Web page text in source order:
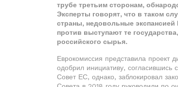
трубе третьим сторонам,
Эксперты говорят, что в таком
страны, недовольные экспансией
против выступают те
российского сырья.
Еврокомиссия представила проект
одобрил инициативу,
Совет ЕС, однако, заблокировал